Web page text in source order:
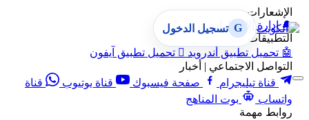
الإشعارات
🔔 إدارة الإشعارات
التطبيقات
🤖 تحميل تطبيق أندرويد  تحميل تطبيق آيفون
التواصل الاجتماعي | أخبار
قناة تيليجرام
صفحة فيسبوك قناة يوتيوب
قناة
واتساب
بوت المناهج
روابط مهمة
G تسجيل الدخول